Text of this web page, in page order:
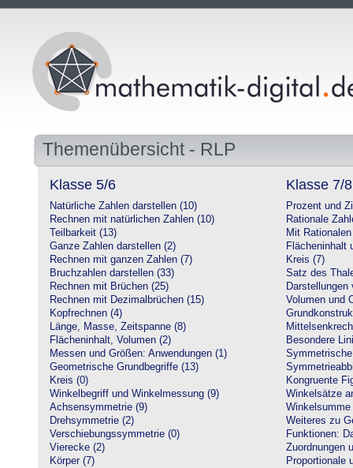
Themenübersicht - RLP
Klasse 5/6
Natürliche Zahlen darstellen (10)
Rechnen mit natürlichen Zahlen (10)
Teilbarkeit (13)
Ganze Zahlen darstellen (2)
Rechnen mit ganzen Zahlen (7)
Bruchzahlen darstellen (33)
Rechnen mit Brüchen (25)
Rechnen mit Dezimalbrüchen (15)
Kopfrechnen (4)
Länge, Masse, Zeitspanne (8)
Flächeninhalt, Volumen (2)
Messen und Größen: Anwendungen (1)
Geometrische Grundbegriffe (13)
Kreis (0)
Winkelbegriff und Winkelmessung (9)
Achsensymmetrie (9)
Drehsymmetrie (2)
Verschiebungssymmetrie (0)
Vierecke (2)
Körper (7)
Klasse 7/8
Prozent und
Rationale
Mit
Flächeninhalt
Kreis (7)
Satz des
Darstellungen
Volumen und
Besondere
Kongruente
Winkelsätze
Weiteres zu
Funktionen:
Zuordnungen
Proportionale